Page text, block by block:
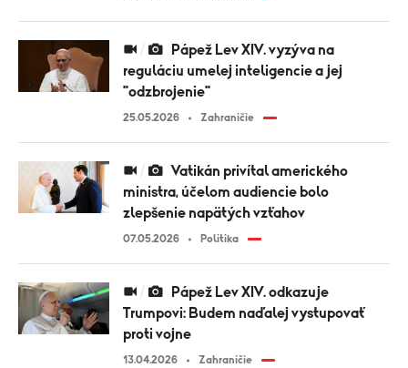
reguláciu umelej inteligencie a jej
"odzbrojenie"
25.05.2026 Zahraničie
ministra, účelom audiencie bolo
zlepšenie napätých vzťahov
07.05.2026 Politika
Trumpovi: Budem naďalej vystupovať
proti vojne
13.04.2026 Zahraničie